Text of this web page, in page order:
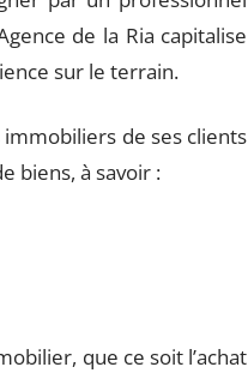
de la Ria capitalise
sur le terrain.
de ses clients
biens, à savoir :
que ce soit l’achat